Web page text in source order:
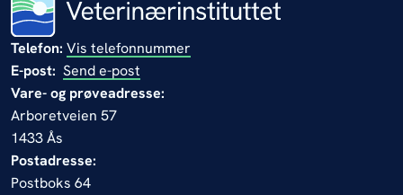
Telefon: Vis telefonnummer
E-post: Send e-post
Vare- og prøveadresse:
Arboretveien 57
1433 Ås
Postadresse:
Postboks 64